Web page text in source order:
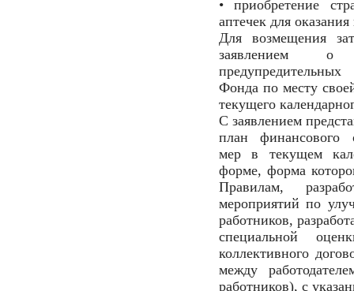
• приобретение
аптечек для
Для возмещения
заявлением о
Фонда по месту
текущего
С заявлением
план финансового
мер в текущем
форме, форма
Правилам,
мероприятий по
работников,
специальной
коллективного
между
работников), с